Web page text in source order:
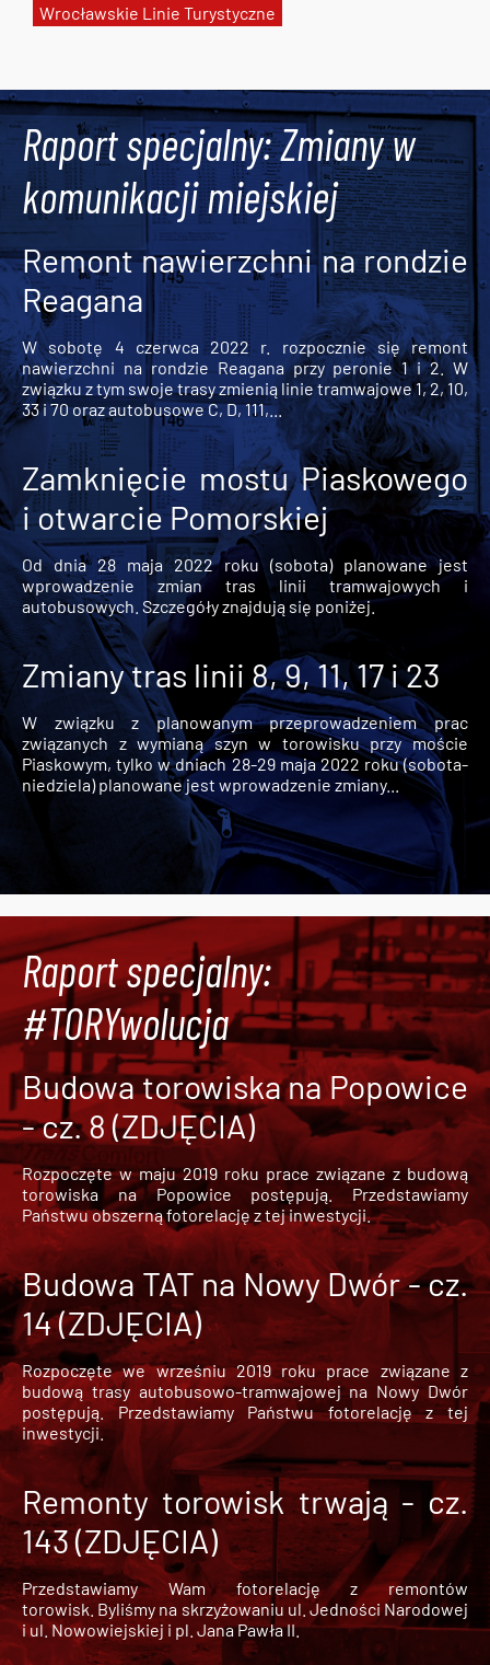
Wrocławskie Linie Turystyczne
Raport specjalny: Zmiany w
komunikacji miejskiej
Remont nawierzchni na rondzie
Reagana
W sobotę 4 czerwca 2022 r. rozpocznie się remont
nawierzchni na rondzie Reagana przy peronie 1 i 2. W
związku z tym swoje trasy zmienią linie tramwajowe 1, 2, 10,
33 i 70 oraz autobusowe C, D, 111,...
Zamknięcie mostu Piaskowego
i otwarcie Pomorskiej
Od dnia 28 maja 2022 roku (sobota) planowane jest
wprowadzenie zmian tras linii tramwajowych i
autobusowych. Szczegóły znajdują się poniżej.
Zmiany tras linii 8, 9, 11, 17 i 23
W związku z planowanym przeprowadzeniem prac
związanych z wymianą szyn w torowisku przy moście
Piaskowym, tylko w dniach 28-29 maja 2022 roku (sobota-
niedziela) planowane jest wprowadzenie zmiany...
Raport specjalny:
#TORYwolucja
Budowa torowiska na Popowice
- cz. 8 (ZDJĘCIA)
Rozpoczęte w maju 2019 roku prace związane z budową
torowiska na Popowice
postępują. Przedstawiamy
Państwu obszerną fotorelację z tej inwestycji.
Budowa TAT na Nowy Dwór - cz.
14 (ZDJĘCIA)
Rozpoczęte we wrześniu 2019 roku prace związane z
budową trasy autobusowo-tramwajowej na Nowy Dwór
postępują. Przedstawiamy Państwu fotorelację z tej
inwestycji.
Remonty torowisk trwają - cz.
143 (ZDJĘCIA)
Przedstawiamy Wam fotorelację z remontów
torowisk. Byliśmy na skrzyżowaniu ul. Jedności Narodowej
i ul. Nowowiejskiej i pl. Jana Pawła II.